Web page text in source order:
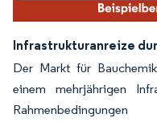
Infrastrukturanreize
Der Markt für
einem mehrjährigen